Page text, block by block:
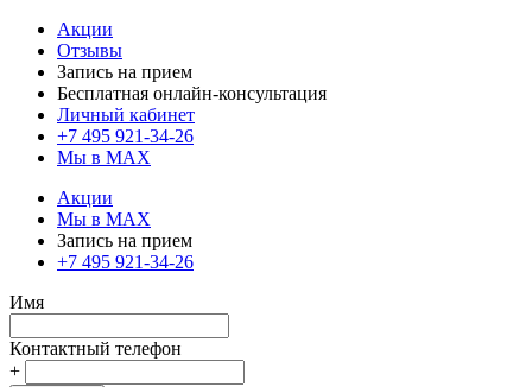
Акции
Отзывы
Запись на прием
Бесплатная онлайн-консультация
Личный кабинет
+7 495 921-34-26
Мы в MAX
Акции
Мы в MAX
Запись на прием
+7 495 921-34-26
Имя
Контактный телефон
+